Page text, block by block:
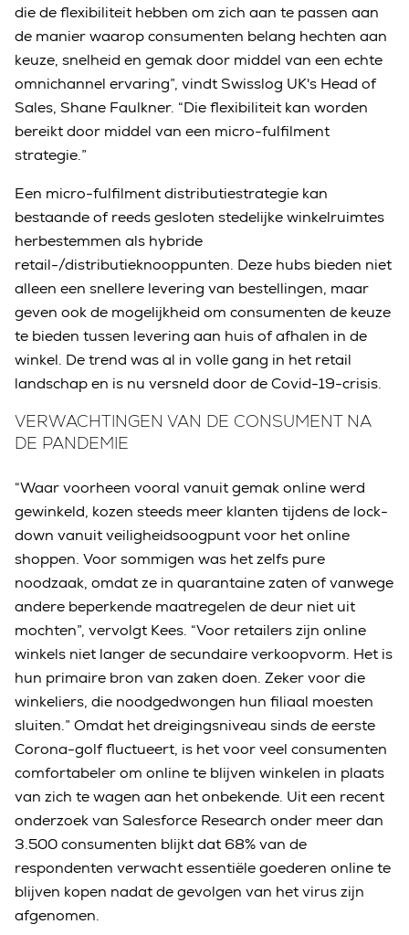
die de flexibiliteit hebben om zich aan te passen aan
de manier waarop consumenten belang hechten aan
keuze, snelheid en gemak door middel van een echte
omnichannel ervaring”, vindt Swisslog UK's Head of
Sales, Shane Faulkner. “Die flexibiliteit kan worden
bereikt door middel van een micro-fulfilment
strategie.”
Een micro-fulfilment distributiestrategie kan
bestaande of reeds gesloten stedelijke winkelruimtes
herbestemmen als hybride
retail-/distributieknooppunten. Deze hubs bieden niet
alleen een snellere levering van bestellingen, maar
geven ook de mogelijkheid om consumenten de keuze
te bieden tussen levering aan huis of afhalen in de
winkel. De trend was al in volle gang in het retail
landschap en is nu versneld door de Covid-19-crisis.
VERWACHTINGEN VAN DE CONSUMENT NA
DE PANDEMIE
“Waar voorheen vooral vanuit gemak online werd
gewinkeld, kozen steeds meer klanten tijdens de lock-
down vanuit veiligheidsoogpunt voor het online
shoppen. Voor sommigen was het zelfs pure
noodzaak, omdat ze in quarantaine zaten of vanwege
andere beperkende maatregelen de deur niet uit
mochten”, vervolgt Kees. “Voor retailers zijn online
winkels niet langer de secundaire verkoopvorm. Het is
hun primaire bron van zaken doen. Zeker voor die
winkeliers, die noodgedwongen hun filiaal moesten
sluiten.” Omdat het dreigingsniveau sinds de eerste
Corona-golf fluctueert, is het voor veel consumenten
comfortabeler om online te blijven winkelen in plaats
van zich te wagen aan het onbekende. Uit een recent
onderzoek van Salesforce Research onder meer dan
3.500 consumenten blijkt dat 68% van de
respondenten verwacht essentiële goederen online te
blijven kopen nadat de gevolgen van het virus zijn
afgenomen.